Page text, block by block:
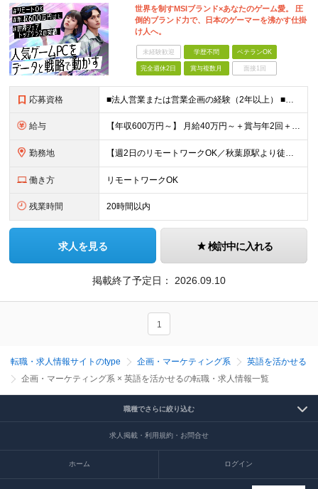
世界を制すMSIブランド×あなたのゲーム愛。 圧
倒的ブランド力で、日本のゲーマーを沸かす仕掛
け人へ。
未経験歓迎 学歴不問 ベテランOK
完全週休2日 賞与複数月 面接1回
応募資格 ■法人営業または営業企画の経験（2年以上） ■日本企業でのEC物販業務経験（2年以上） ■基本的なMicrosoft Officeスキル（Excel：VLOOKUP、ピボットテーブルなど） ■学歴不問
給与 【年収600万円～】 月給40万円～＋賞与年2回＋各種手当 ※経験・スキルを考慮し、決定いたします ※上記には固定残業代（24時間分／4万円～6.5万円）を含みます ※試用期間3カ月（期間中の雇用形
勤務地 【週2日のリモートワークOK／秋葉原駅より徒歩5分】 本社：東京都千代田区神田須田町2-19-23 Daiwa秋葉原ビル 6階 ※展示会などでの国内/海外出張あり ※変更の範囲：上記を除く当社関連
働き方 リモートワークOK
残業時間 20時間以内
求人を見る 検討中に入れる
掲載終了予定日： 2026.09.10
1
転職・求人情報サイトのtype 企画・マーケティング系
英語を活かせる
企画・マーケティング系 × 英語を活かせるの転職・求人情報一覧
職種でさらに絞り込む
求人掲載・利用規約・お問合せ
ホーム ログイン